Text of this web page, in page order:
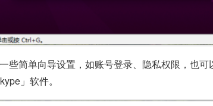
些简单向导设置，如账号登录、隐私权限，也
」软件。